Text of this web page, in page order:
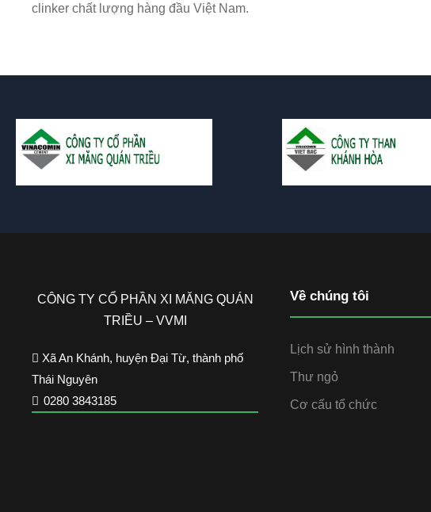
clinker chất lượng hàng đầu Việt Nam.
CÔNG TY CỔ PHẦN XI MĂNG QUÁN
TRIỀU – VVMI
Xã An Khánh, huyện Đại Từ, thành phố
Thái Nguyên
0280 3843185
Về chúng tôi
Lịch sử hình thành
Thư ngỏ
Cơ cấu tổ chức